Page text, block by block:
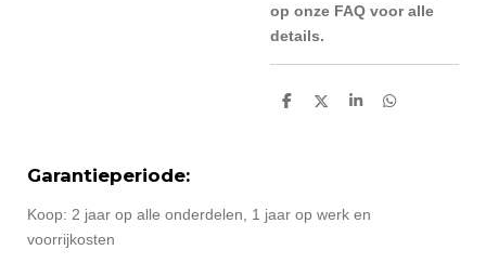
op onze FAQ voor alle
details.
D
D
S
D
Garantieperiode:
Koop: 2 jaar op alle onderdelen, 1 jaar op werk en
voorrijkosten